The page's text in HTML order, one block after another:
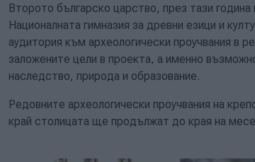
Второто българско царство, през тази
Националната гимназия за древни езици и
аудитория към археологически проучвания в
заложените цели в проекта, а именно
наследство, природа и образование.
Редовните археологически проучвания на
край столицата ще продължат до края на